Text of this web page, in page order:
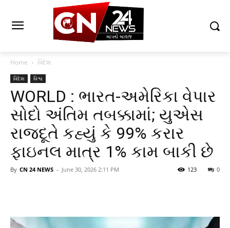
Home વિદેશ
વિદેશ વિશ્વ
WORLD : ભારત-અમેરિકા વેપાર
સોદો અંતિમ તબક્કામાં; યુએસ
રાજદૂતે કહ્યું કે 99% કરાર
ફાઇનલ માત્ર 1% કામ બાકી છે
By CN 24 NEWS - June 30, 2026 2:11 PM 0
123